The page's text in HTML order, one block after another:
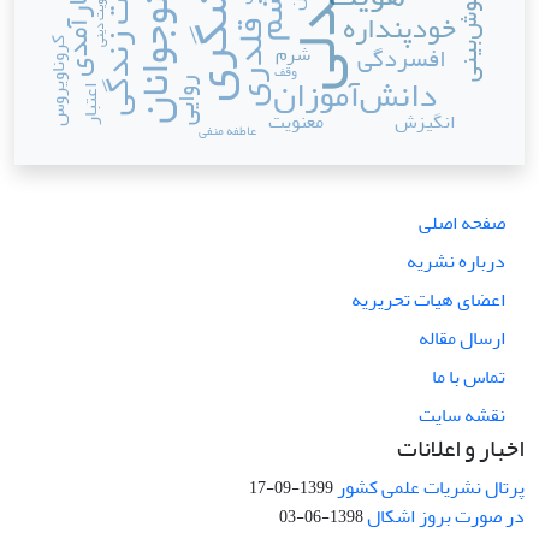
نوجوانان قلدریدانش‌آموزان
خودپنداره
افسردگیخوش‌بینی
روایی معنویت کروناویروس اعتبار
شرم
انگیزش
عاطفه منفی
هویت دینی
وقف
صفحه اصلی
درباره نشریه
اعضای هیات تحریریه
ارسال مقاله
تماس با ما
نقشه سایت
اخبار و اعلانات
پرتال نشریات علمی کشور1399-09-17
در صورت بروز اشکال1398-06-03